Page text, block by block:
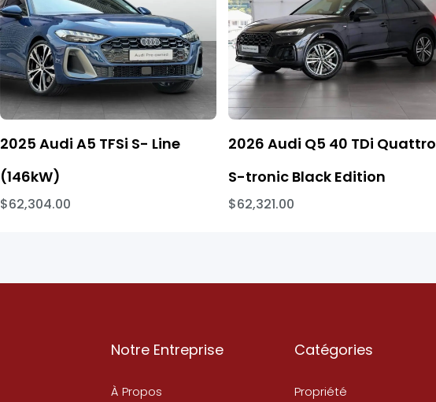
2025 Audi A5 TFSi S- Line
(146kW)
$62,304.00
2026 Audi Q5 40 TDi Quattro
S-tronic Black Edition
$62,321.00
Notre Entreprise
À Propos
Catégories
Propriété